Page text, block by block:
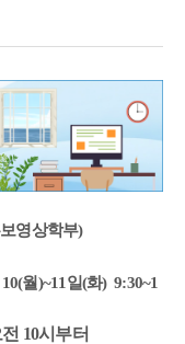
영상학부)
월)~11일(화) 9:30~1
전 10시부터